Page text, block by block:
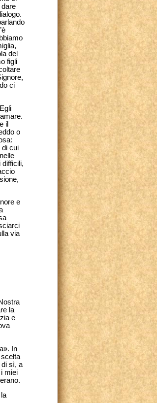
del
figli
ci
il
o
di cui
e
via
la
e
In
di sì, a
miei